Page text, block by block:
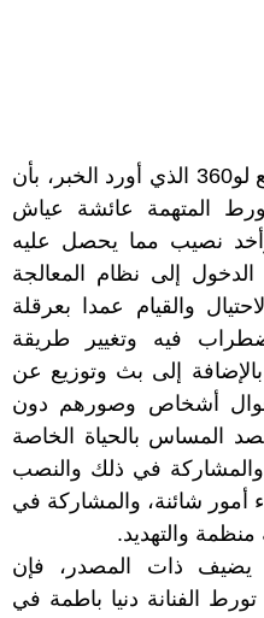
وأكد المصدر ذاته، حسب موقع لو360 الذي أورد الخبر، بأن
المتهمة عائشة عياش
نصيب مما يحصل عليه
إلى نظام المعالجة
والقيام عمدا بعرقلة
فيه وتغيير طريقة
إلى بث وتوزيع عن
أقوال أشخاص وصورهم دون
المساس بالحياة الخاصة
في ذلك والنصب
أمور شائنة، والمشاركة في
منظمة والتهديد.
يضيف ذات المصدر، فإن
الفنانة دنيا باطمة في